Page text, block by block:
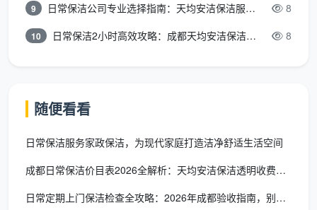
柜等在内的所有家具外表面。
高频触点净手：细致使用干净抹布清洁全屋的开关面
好、散落的儿童玩具集中放置、将杂志报纸归拢。
地面精细化清拖：清扫地面碎屑垃圾后进行平板拖把
的高频压尘清拖。
❌ 严格排除项目
9 日常保洁公司专业选择指南：天均安洁保洁服务全解析 8
10 日常保洁2小时高效攻略：成都天均安洁保洁专业时间管理方案 8
随便看看
日常保洁服务家政保洁，为现代家庭打造洁净舒适生活空间
成都日常保洁价目表2026全解析：天均安洁保洁透明收费指南
日常定期上门保洁检查全攻略：2026年成都验收指南，别再为“